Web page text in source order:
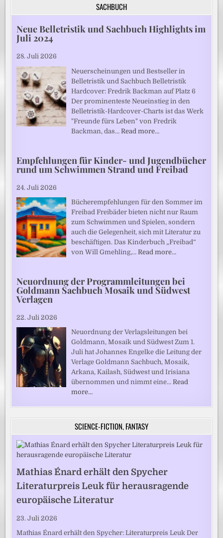
SACHBUCH
Neue Belletristik und Sachbuch Highlights im
Juli 2024
28. Juli 2026
Neuerscheinungen und Bestseller in
Belletristik und Sachbuch Belletristik
Hardcover: Fredrik Backman auf Platz 6
Der prominenteste Neueinstieg in den
Belletristik-Hardcover-Charts ist das Werk
"Freunde fürs Leben" von Fredrik
Backman, das…Read more…
Empfehlungen für Kinder- und Jugendbücher
rund um Schwimmen Strand und Freibad
24. Juli 2026
Bücherempfehlungen für den Sommer im
Freibad Freibäder bieten nicht nur Raum
zum Schwimmen und Spielen, sondern
auch die Gelegenheit, sich mit Literatur zu
beschäftigen. Das Kinderbuch „Freibad“
von Will Gmehling,…Read more…
Neuordnung der Programmleitungen bei
Goldmann Sachbuch Mosaik und Südwest
Verlagen
22. Juli 2026
Neuordnung der Verlagsleitungen bei
Goldmann, Mosaik und Südwest Zum 1.
Juli hat Johannes Engelke die Leitung der
Verlage Goldmann Sachbuch, Mosaik,
Arkana, Kailash, Südwest und Irisiana
übernommen und nimmt eine…Read
more…
SCIENCE-FICTION, FANTASY
Mathias Énard erhält den Spycher
Literaturpreis Leuk für herausragende
europäische Literatur
23. Juli 2026
Mathias Énard erhält den Spycher: Literaturpreis Leuk Der